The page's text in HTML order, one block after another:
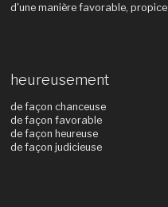
d'une manière favorable, propice
heureusement
de façon chanceuse
de façon favorable
de façon heureuse
de façon judicieuse